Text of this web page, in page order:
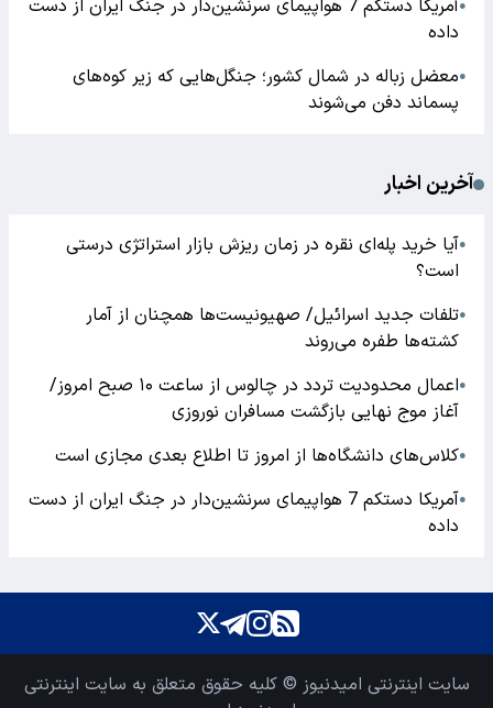
●
آمریکا دستکم 7 هواپیمای سرنشین‌دار در جنگ ایران از دست
داده
●معضل زباله در شمال کشور؛ جنگل‌هایی که زیر کوه‌های
پسماند دفن می‌شوند
آخرین اخبار
●آیا خرید پله‌ای نقره در زمان ریزش بازار استراتژی درستی
است؟
●تلفات جدید اسرائیل/ صهیونیست‌ها همچنان از آمار
کشته‌ها طفره می‌روند
●
اعمال محدودیت تردد در چالوس از ساعت ۱۰ صبح امروز/
آغاز موج نهایی بازگشت مسافران نوروزی
●کلاس‌های دانشگاه‌ها از امروز تا اطلاع بعدی مجازی است
●
آمریکا دستکم 7 هواپیمای سرنشین‌دار در جنگ ایران از دست
داده
سایت اینترنتی امیدنیوز © کلیه حقوق متعلق به سایت اینترنتی